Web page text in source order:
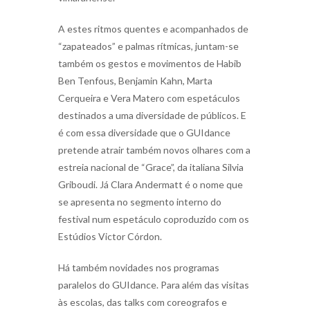
A estes ritmos quentes e acompanhados de
“zapateados” e palmas rítmicas, juntam-se
também os gestos e movimentos de Habib
Ben Tenfous, Benjamin Kahn, Marta
Cerqueira e Vera Matero com espetáculos
destinados a uma diversidade de públicos. E
é com essa diversidade que o GUIdance
pretende atrair também novos olhares com a
estreia nacional de “Grace”, da italiana Silvia
Griboudi. Já Clara Andermatt é o nome que
se apresenta no segmento interno do
festival num espetáculo coproduzido com os
Estúdios Victor Córdon.
Há também novidades nos programas
paralelos do GUIdance. Para além das visitas
às escolas, das talks com coreografos e